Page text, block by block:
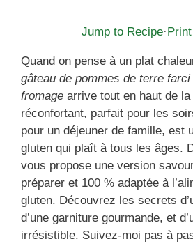
Jump to Recipe·
Quand on pense à un plat
gâteau de pommes de terre
fromage arrive tout en haut de
réconfortant, parfait pour les
pour un déjeuner de famille, est
gluten qui plaît à tous les âges.
vous propose une version
préparer et 100 % adaptée à
gluten. Découvrez les secrets
d’une garniture gourmande, et
irrésistible. Suivez-moi pas à